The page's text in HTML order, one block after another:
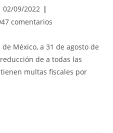
02/09/2022
comentarios
México, a 31 de agosto de
de a todas las
multas fiscales por